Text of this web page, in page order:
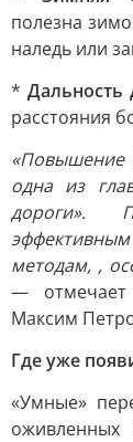
полезна
наледь или
*Дальность
расстояния
«Повышение
одна из
дороги».
методам, ,
— отмечает
Максим
Где уже
«Умные»
оживленных